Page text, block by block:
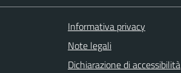
Informativa privacy
Note legali
Dichiarazione di accessibilità